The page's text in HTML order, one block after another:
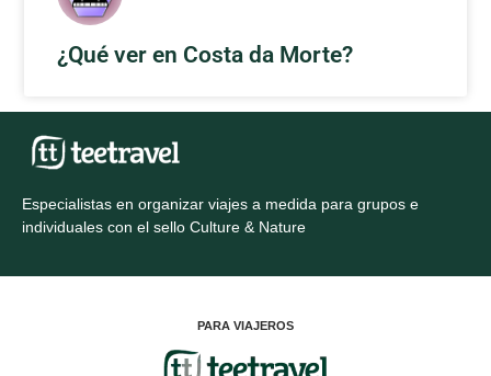
¿Qué ver en Costa da Morte?
Especialistas en organizar viajes a medida para grupos e
individuales con el sello Culture & Nature
PARA VIAJEROS